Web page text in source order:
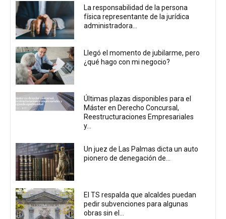
La responsabilidad de la persona
física representante de la jurídica
administradora...
Llegó el momento de jubilarme, pero
¿qué hago con mi negocio?
Últimas plazas disponibles para el
Máster en Derecho Concursal,
Reestructuraciones Empresariales
y...
Un juez de Las Palmas dicta un auto
pionero de denegación de...
El TS respalda que alcaldes puedan
pedir subvenciones para algunas
obras sin el...